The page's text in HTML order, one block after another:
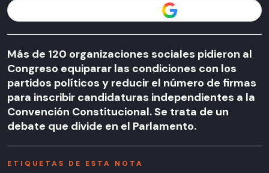
Más de 120 organizaciones sociales pidieron al
Congreso equiparar las condiciones con los
partidos políticos y reducir el número de firmas
para inscribir candidaturas independientes a la
Convención Constitucional. Se trata de un
debate que divide en el Parlamento.
ETIQUETAS DE ESTA NOTA